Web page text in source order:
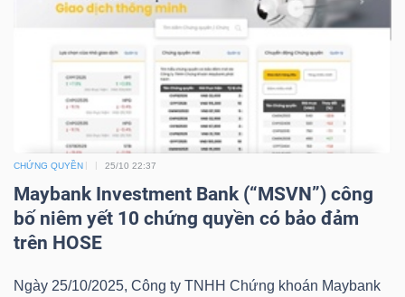
CHỨNG QUYỀN 25/10 22:37
Maybank Investment Bank (“MSVN”) công
bố niêm yết 10 chứng quyền có bảo đảm
trên HOSE
Ngày 25/10/2025, Công ty TNHH Chứng khoán Maybank
SECTOR
NĂNG
LƯỢNG
NGUYÊN